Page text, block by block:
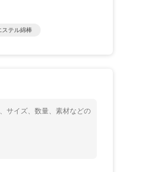
ステル綿棒
サイズ、数量、素材などの